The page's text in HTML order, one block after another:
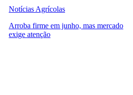
Notícias Agrícolas
Arroba firme em junho, mas mercado
exige atenção